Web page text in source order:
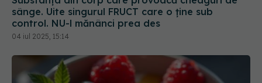
sânge. Uite singurul FRUCT care o ține sub
control. NU-l mănânci prea des
04 iul 2025, 15:14